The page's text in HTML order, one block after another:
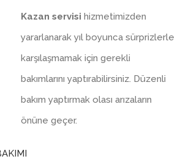
Kazan servisi hizmetimizden
yararlanarak yıl boyunca sürprizlerle
karşılaşmamak için gerekli
bakımlarını yaptırabilirsiniz. Düzenli
bakım yaptırmak olası arızaların
önüne geçer.